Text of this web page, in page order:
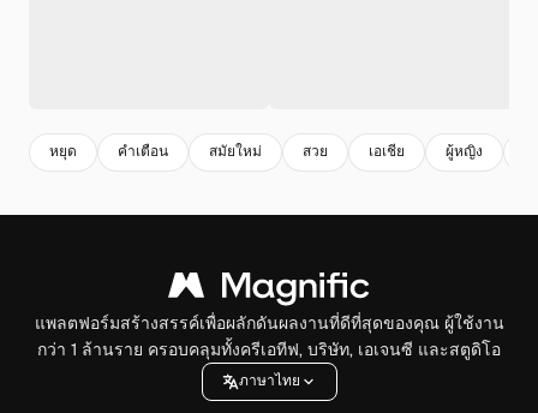
หยุด คําเตือน สมัยใหม่ สวย เอเชีย ผู้หญิง
แพลตฟอร์มสร้างสรรค์เพื่อผลักดันผลงานที่ดีที่สุดของคุณ ผู้ใช้งาน
กว่า 1 ล้านราย ครอบคลุมทั้งครีเอทีฟ, บริษัท, เอเจนซี และสตูดิโอ
ภาษาไทย